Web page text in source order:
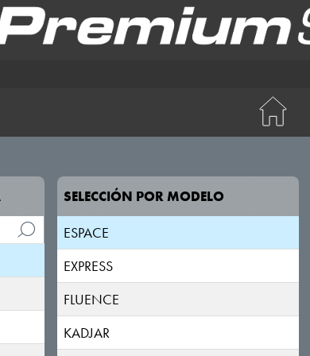
SELECCIÓN POR MODELO
5
AUSTRAL
CLIO
ESPACE
EXPRESS
FLUENCE
KADJAR